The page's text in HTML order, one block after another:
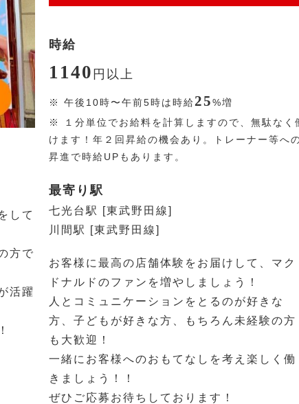
して
方で
活躍
時給
1140 円 以上
※ 午後10時〜午前5時は時給25%増
※
１分単位でお給料を計算しますので、無駄なく
けます！年２回昇給の機会あり。トレーナー等へ
昇進で時給UPもあります。
最寄り駅
七光台駅 [東武野田線]
川間駅 [東武野田線]
お客様に最高の店舗体験をお届けして、マク
ドナルドのファンを増やしましょう！
人とコミュニケーションをとるのが好きな
方、子どもが好きな方、もちろん未経験の方
も大歓迎！
一緒にお客様へのおもてなしを考え楽しく働
きましょう！！
ぜひご応募お待ちしております！